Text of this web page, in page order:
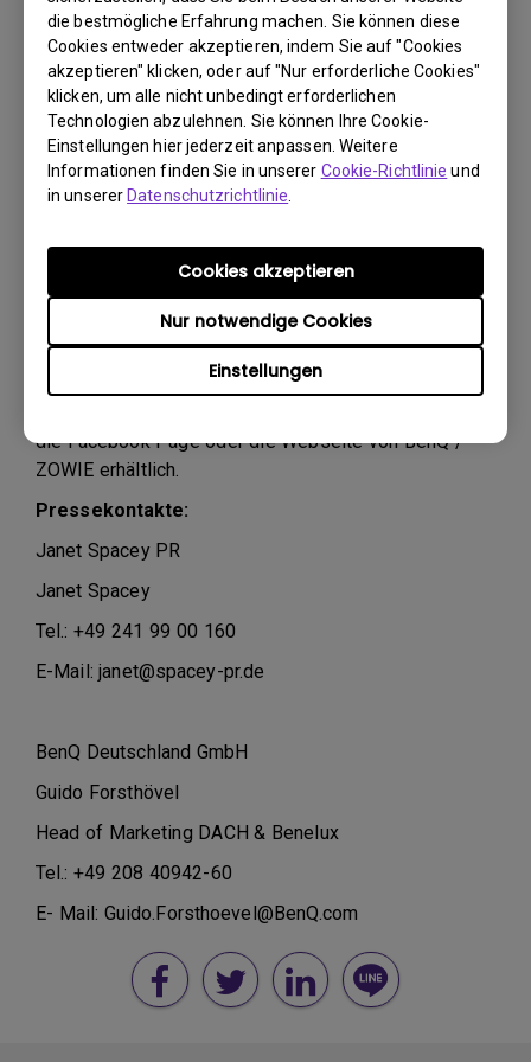
die bestmögliche Erfahrung machen. Sie können diese
Cookies entweder akzeptieren, indem Sie auf "Cookies
akzeptieren" klicken, oder auf "Nur erforderliche Cookies"
klicken, um alle nicht unbedingt erforderlichen
Technologien abzulehnen. Sie können Ihre Cookie-
Einstellungen hier jederzeit anpassen. Weitere
Informationen finden Sie in unserer Cookie-Richtlinie und
in unsererDatenschutzrichtlinie
Einstellungen
Nur notwendige Cookies
Cookies akzeptieren
eSports-Monitor bis hin zur Gear findet beim ZONE
alles seinen designierten Platz.
Ein besonderes Highlight dieser innovativen eSports
Lösung sind die integrierten Anschlussmöglichkeiten
für Gaming Gear, die ein einfaches und schnelles
Anschließen der Hardware vor Ort ermöglichen. Die
Display-Halterung und die gut erreichbaren
Anschlussbuchsen garantieren optimalen Komfort und
Ergonomie auch bei langen Spiel-Sessions.
Live erleben können eSports-Begeisterte den ZOWIE
ZONE bei zahlreichen Gaming-Veranstaltungen, wie z.
B. bei der DreamHack in Leipzig. Nähere
die Facebook Page oder die Webseite von BenQ /
ZOWIE erhältlich.
Pressekontakte:
Janet Spacey PR
Janet Spacey
Tel.: +49 241 99 00 160
E-Mail: janet@spacey-pr.de
BenQ Deutschland GmbH
Guido Forsthövel
Head of Marketing DACH & Benelux
Tel.: +49 208 40942-60
E- Mail: Guido.Forsthoevel@BenQ.com